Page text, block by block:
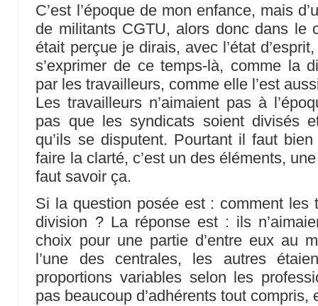
C’est l’époque de mon enfance, mais
de militants CGTU, alors donc dans le
était perçue je dirais, avec l’état
s’exprimer de ce temps-là, comme la
par les travailleurs, comme elle l’est
Les travailleurs n’aimaient pas à
pas que les syndicats soient divisés
qu’ils se disputent. Pourtant il faut
faire la clarté, c’est un des éléments,
faut savoir ça.
Si la question posée est : comment les
division ? La réponse est : ils
choix pour une partie d’entre eux au
l’une des centrales, les autres
proportions variables selon les
pas beaucoup d’adhérents tout compris,